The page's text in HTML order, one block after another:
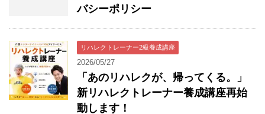
バシーポリシー
リハレクトレーナー2級養成講座
2026/05/27
「あのリハレクが、帰ってくる。」
新リハレクトレーナー養成講座再始
動します！